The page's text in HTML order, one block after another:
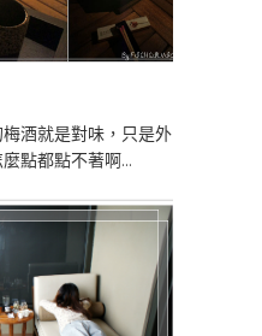
酒就是對味，只是外
點都點不著啊…